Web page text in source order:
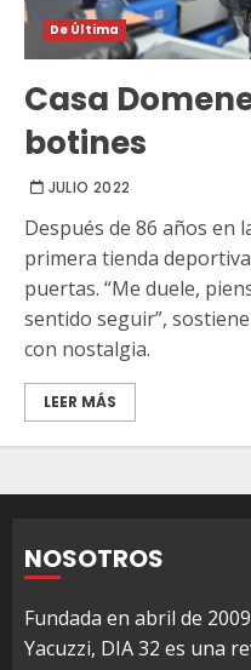
De Última
Casa
botines
JULIO 2022
Después de 86 años en
primera tienda
puertas. “Me duele,
sentido seguir”,
con nostalgia.
LEER MÁS
NOSOTROS
Fundada en abril de
Yacuzzi, DIA 32 es una